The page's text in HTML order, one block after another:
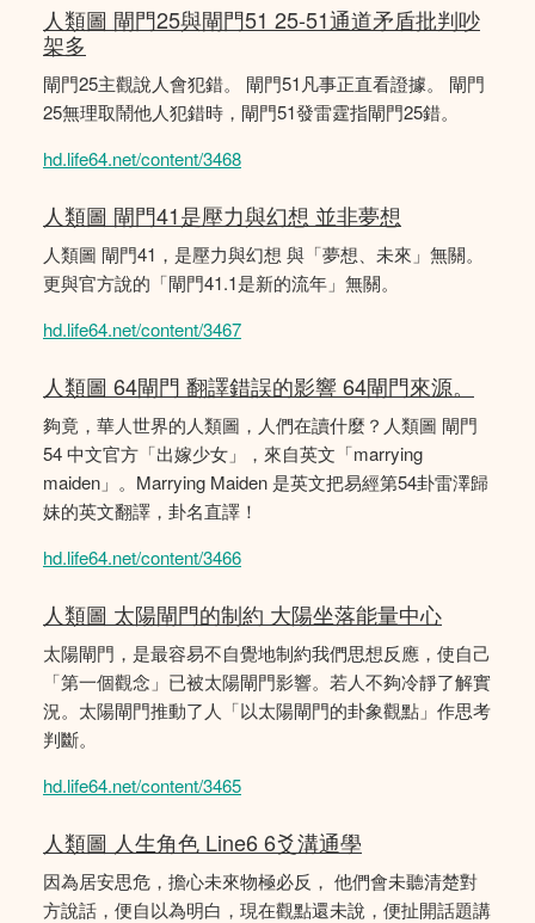
人類圖 閘門25與閘門51 25-51通道矛盾批判吵
架多
閘門25主觀說人會犯錯。 閘門51凡事正直看證據。 閘門
25無理取鬧他人犯錯時，閘門51發雷霆指閘門25錯。
hd.life64.net/content/3468
人類圖 閘門41是壓力與幻想 並非夢想
人類圖 閘門41，是壓力與幻想 與「夢想、未來」無關。
更與官方說的「閘門41.1是新的流年」無關。
hd.life64.net/content/3467
人類圖 64閘門 翻譯錯誤的影響 64閘門來源。
夠竟，華人世界的人類圖，人們在讀什麼？人類圖 閘門
54 中文官方「出嫁少女」，來自英文「marrying
maiden」。Marrying Maiden 是英文把易經第54卦雷澤歸
妹的英文翻譯，卦名直譯！
hd.life64.net/content/3466
人類圖 太陽閘門的制約 大陽坐落能量中心
太陽閘門，是最容易不自覺地制約我們思想反應，使自己
「第一個觀念」已被太陽閘門影響。若人不夠冷靜了解實
況。太陽閘門推動了人「以太陽閘門的卦象觀點」作思考
判斷。
hd.life64.net/content/3465
人類圖 人生角色 Line6 6爻溝通學
因為居安思危，擔心未來物極必反， 他們會未聽清楚對
方說話，便自以為明白，現在觀點還未說，便扯開話題講